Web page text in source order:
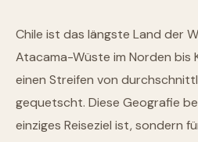
Chile ist das längste Land der
Atacama-Wüste im Norden bis
einen Streifen von
gequetscht. Diese Geografie
einziges Reiseziel ist, sondern